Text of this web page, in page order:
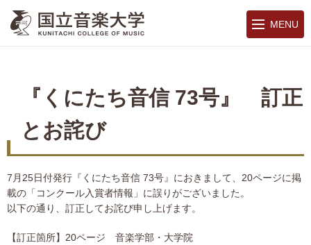
MENU
『くにたち音信 73号』 訂正
とお詫び
7月25日付発行『くにたち音信 73号』におきまして、20ページに掲
載の「コンクール入賞者情報」に誤りがございました。
以下の通り、訂正してお詫び申し上げます。
【訂正箇所】20ページ 音楽学部・大学院